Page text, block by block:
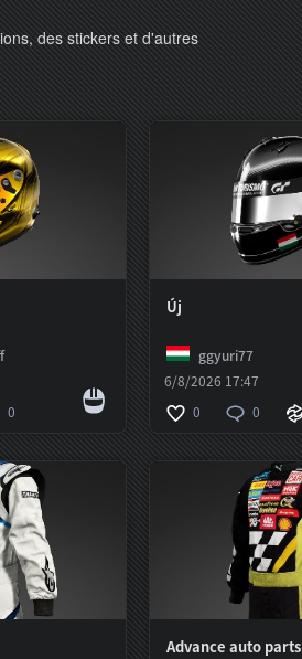
des stickers et d'autres
0
Új
ggyuri77
6/8/2026 17:47
0
0
Advance auto parts